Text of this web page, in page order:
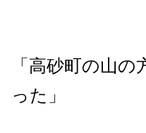
「高砂町の山
った」